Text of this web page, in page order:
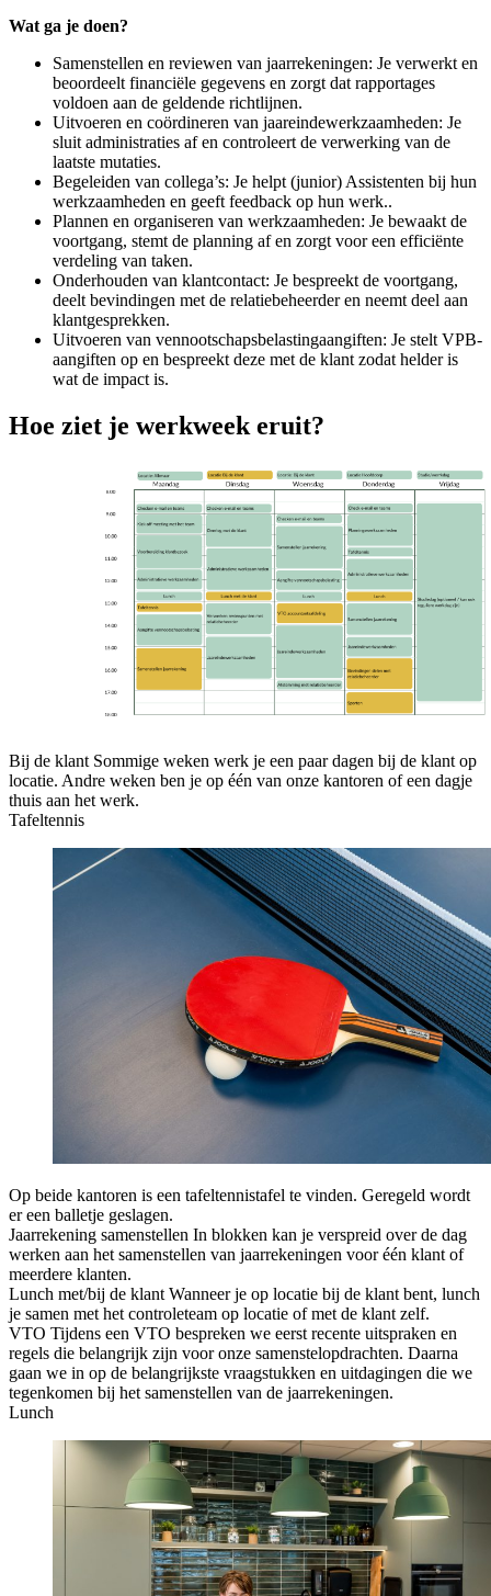
Wat ga je doen?
Samenstellen en reviewen van jaarrekeningen: Je verwerkt en
beoordeelt financiële gegevens en zorgt dat rapportages
voldoen aan de geldende richtlijnen.
Uitvoeren en coördineren van jaareindewerkzaamheden: Je
sluit administraties af en controleert de verwerking van de
laatste mutaties.
Begeleiden van collega’s: Je helpt (junior) Assistenten bij hun
werkzaamheden en geeft feedback op hun werk..
Plannen en organiseren van werkzaamheden: Je bewaakt de
voortgang, stemt de planning af en zorgt voor een efficiënte
verdeling van taken.
Onderhouden van klantcontact: Je bespreekt de voortgang,
deelt bevindingen met de relatiebeheerder en neemt deel aan
klantgesprekken.
Uitvoeren van vennootschapsbelastingaangiften: Je stelt VPB-
aangiften op en bespreekt deze met de klant zodat helder is
wat de impact is.
Hoe ziet je werkweek eruit?
Bij de klant Sommige weken werk je een paar dagen bij de klant op
locatie. Andre weken ben je op één van onze kantoren of een dagje
thuis aan het werk.
Tafeltennis
Op beide kantoren is een tafeltennistafel te vinden. Geregeld wordt
er een balletje geslagen.
Jaarrekening samenstellen In blokken kan je verspreid over de dag
werken aan het samenstellen van jaarrekeningen voor één klant of
meerdere klanten.
Lunch met/bij de klant Wanneer je op locatie bij de klant bent, lunch
je samen met het controleteam op locatie of met de klant zelf.
VTO Tijdens een VTO bespreken we eerst recente uitspraken en
regels die belangrijk zijn voor onze samenstelopdrachten. Daarna
gaan we in op de belangrijkste vraagstukken en uitdagingen die we
tegenkomen bij het samenstellen van de jaarrekeningen.
Lunch